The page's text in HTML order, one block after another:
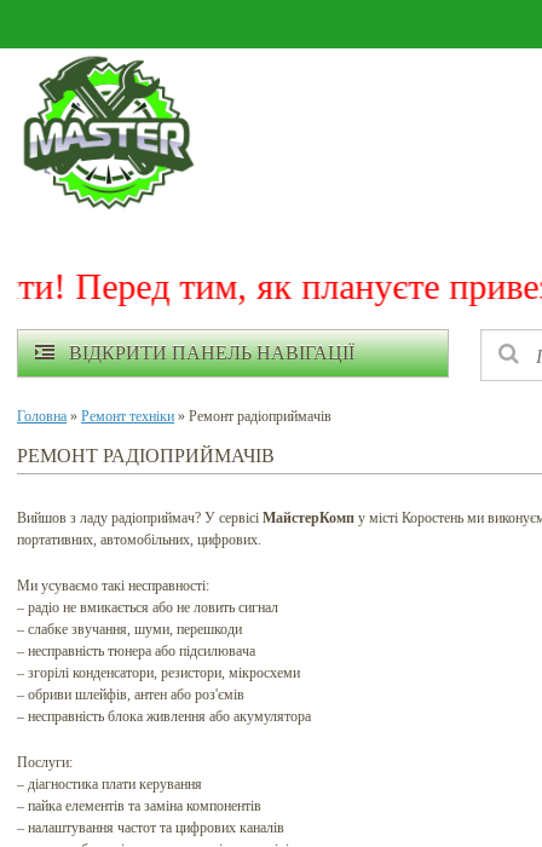
Перед тим, як плануєте
ВІДКРИТИ ПАНЕЛЬ НАВІГАЦІЇ
Головна » Ремонт техніки » Ремонт радіоприймачів
РЕМОНТ РАДІОПРИЙМАЧІВ
Вийшов з ладу радіоприймач? У сервісі МайстерКомп у місті Коростень ми
портативних, автомобільних, цифрових.
Ми усуваємо такі несправності:
– радіо не вмикається або не ловить сигнал
– слабке звучання, шуми, перешкоди
– несправність тюнера або підсилювача
– згорілі конденсатори, резистори, мікросхеми
– обриви шлейфів, антен або роз'ємів
– несправність блока живлення або акумулятора
Послуги:
– діагностика плати керування
– пайка елементів та заміна компонентів
– налаштування частот та цифрових каналів